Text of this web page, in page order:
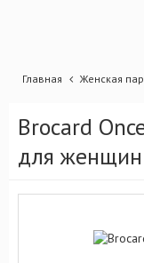
Главная Женская
Brocard
для женщин